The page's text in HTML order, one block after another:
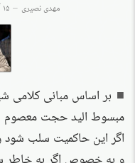
مهدی نصیری ۱۵ آبان ۱۳۹۷
بر اساس مبانی کلامی
مبسوط الید حجت معصوم
اگر این حاکمیت سلب
و به خصوص اگر به خاطر